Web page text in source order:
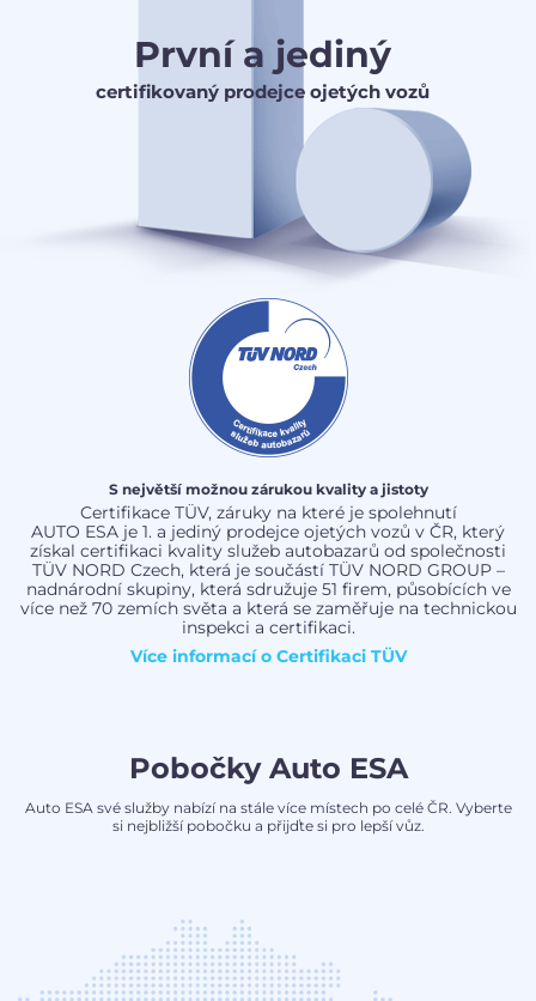
První a jediný
certifikovaný prodejce ojetých vozů
S největší možnou zárukou kvality a jistoty
Certifikace TÜV, záruky na které je spolehnutí
AUTO ESA je 1. a jediný prodejce ojetých vozů v ČR, který
získal certifikaci kvality služeb autobazarů od společnosti
TÜV NORD Czech, která je součástí TÜV NORD GROUP –
nadnárodní skupiny, která sdružuje 51 firem, působících ve
více než 70 zemích světa a která se zaměřuje na technickou
inspekci a certifikaci.
Více informací o Certifikaci TÜV
Pobočky Auto ESA
Auto ESA své služby nabízí na stále více místech po celé ČR. Vyberte
si nejbližší pobočku a přijďte si pro lepší vůz.